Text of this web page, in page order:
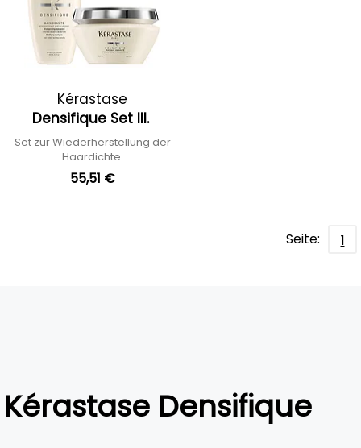
Kérastase
Densifique Set III.
Set zur Wiederherstellung der
Haardichte
55,51 €
Seite: 1
Kérastase Densifique